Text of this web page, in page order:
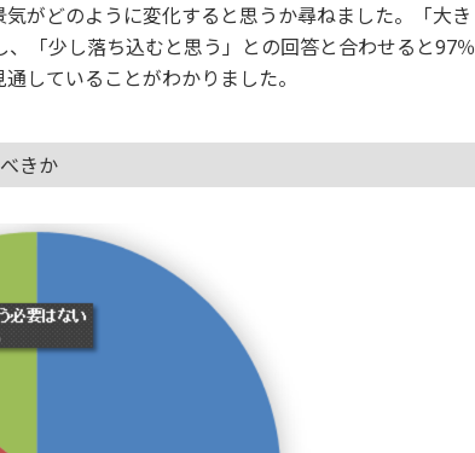
がどのように変化すると思うか尋ねました。「大き
「少し落ち込むと思う」との回答と合わせると97％
していることがわかりました。
きか